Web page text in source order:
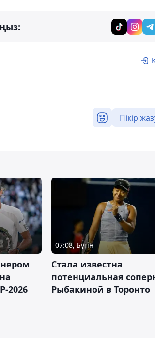
Пікір
2026
07:08, Бүгін
Cтала известна
потенциальная
Рыбакиной в Торонто